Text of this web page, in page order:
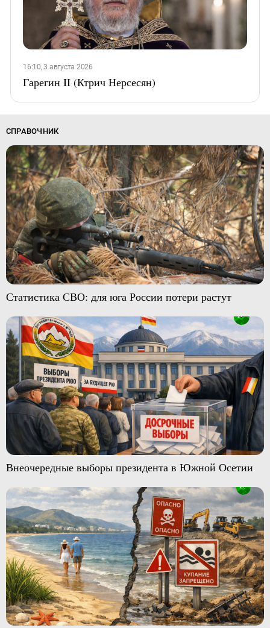
16:10, 3 августа 2026
Гарегин II (Ктрич Нерсесян)
СПРАВОЧНИК
Статистика СВО: для юга России потери растут
Внеочередные выборы президента в Южной Осетии